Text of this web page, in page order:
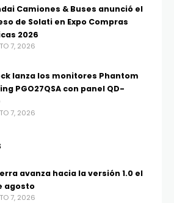
Camiones & Buses anunció el
de Solati en Expo Compras
2026
7, 2026
lanza los monitores Phantom
PGO27QSA con panel QD-
7, 2026
avanza hacia la versión 1.0 el
agosto
7, 2026